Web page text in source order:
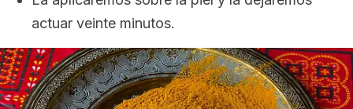
actuar veinte minutos.